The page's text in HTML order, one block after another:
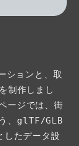
ションと、取
制作しまし
ジでは、街
、glTF/GLB
したデータ設